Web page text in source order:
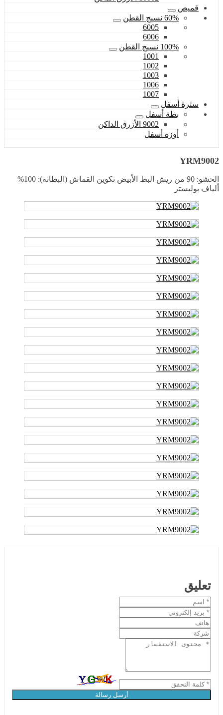
قميص
60% نسيج القطن
6005
6006
100% نسيج القطن
1001
1002
1003
1006
1007
سترة أسفل
بطة أسفل
9002 الأزرق الداكن
أوزة أسفل
YRM9002
الحشو: 90 من ريش البط الأبيض تكوين القماش (البطانة): 100%
ألياف بوليستر
تعليق
أرسل رسالة